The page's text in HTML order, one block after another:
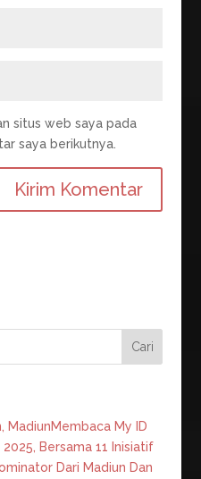
situs web saya pada
saya berikutnya.
MadiunMembaca My ID
Bersama 11 Inisiatif
Dari Madiun Dan